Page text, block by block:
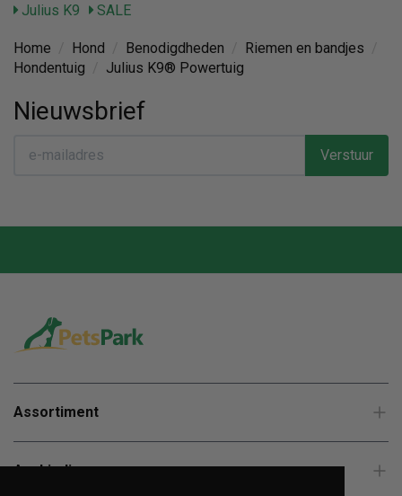
Julius K9
SALE
Home Hond Benodigdheden Riemen en bandjes
Hondentuig
Julius K9® Powertuig
Nieuwsbrief
Verstuur
Assortiment
Aanbiedingen